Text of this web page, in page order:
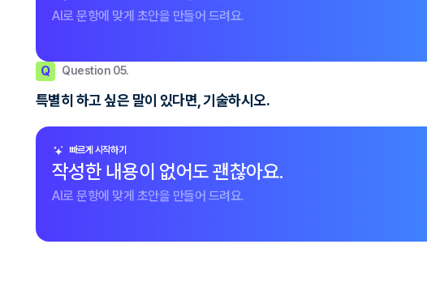
AI로 문항에 맞게 초안을 만들어 드려요.
Q Question 05.
특별히 하고 싶은 말이 있다면, 기술하시오.
빠르게 시작하기
작성한 내용이 없어도 괜찮아요.
AI로 문항에 맞게 초안을 만들어 드려요.